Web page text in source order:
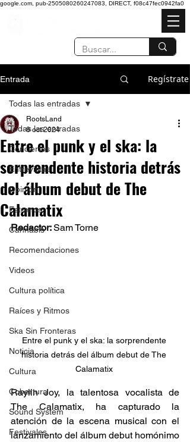
google.com, pub-2505080260247083, DIRECT, f08c47fec0942fa0
Entrada Regístrate
Todas las entradas
Conciertos
Entrevistas
Opinión
Estrenos
Cannabis
Recomendaciones
Videos
Cultura política
Raíces y Ritmos
Ska Sin Fronteras
Noticia
Cultura
Cobertura
Sound System
Festivales
Todas las entradas
Entre el punk y el ska: la
sorprendente historia detrás
del álbum debut de The
Calamatix
RootsLand
8 oct 2024
Redactor: Sam Torne
Entre el punk y el ska: la sorprendente
historia detrás del álbum debut de The
Calamatix
Raylin Joy, la talentosa vocalista de
The Calamatix, ha capturado la
atención de la escena musical con el
lanzamiento del álbum debut homónimo